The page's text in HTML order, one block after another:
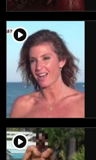
player2
player2